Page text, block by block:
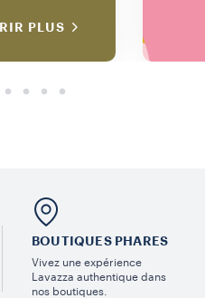
PLUS
BOUTIQUES PHARES
Vivez une expérience
Lavazza authentique dans
nos boutiques.